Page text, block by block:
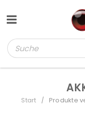
Start / Produkte